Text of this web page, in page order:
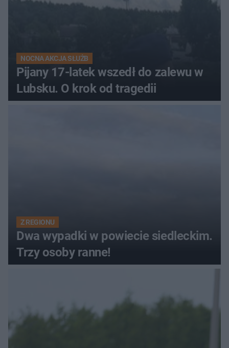
NOCNA AKCJA SŁUŻB
Pijany 17-latek wszedł do zalewu w
Lubsku. O krok od tragedii
Z REGIONU
Dwa wypadki w powiecie siedleckim.
Trzy osoby ranne!